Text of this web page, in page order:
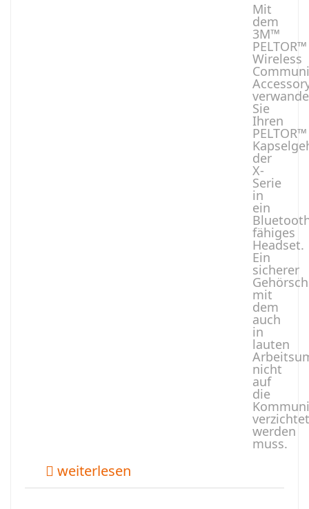
Mit
dem
3M™
PELTOR™
Wireless
Sie
Ihren
PELTOR™
der
X-
Serie
in
ein
fähiges
Headset.
Ein
sicherer
mit
dem
auch
in
lauten
nicht
auf
die
verzichtet
werden
muss.
weiterlesen